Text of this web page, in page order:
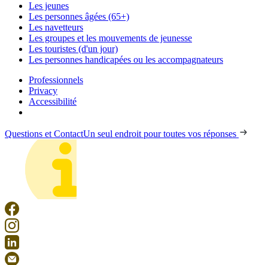
Les jeunes
Les personnes âgées (65+)
Les navetteurs
Les groupes et les mouvements de jeunesse
Les touristes (d'un jour)
Les personnes handicapées ou les accompagnateurs
Professionnels
Privacy
Accessibilité
Questions et ContactUn seul endroit pour toutes vos réponses